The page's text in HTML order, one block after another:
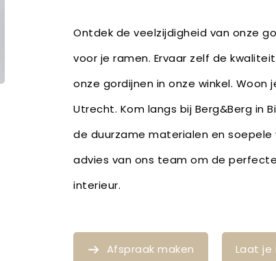
Ontdek de veelzijdigheid van onze
voor je ramen. Ervaar zelf de
onze gordijnen in onze winkel. Woon
Utrecht. Kom langs bij Berg&Berg in
de duurzame materialen en soepele
advies van ons team om de
interieur.
Afspraak maken Laat je